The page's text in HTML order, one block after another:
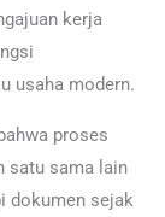
kerja
usaha modern.
proses
satu sama lain
dokumen sejak